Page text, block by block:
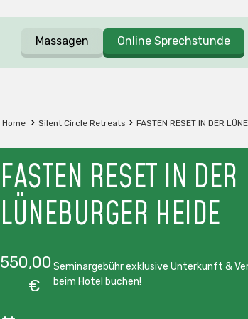
Massagen Online Sprechstunde
Home Silent Circle Retreats FASTEN RESET IN DER
FASTEN RESET IN DER
LÜNEBURGER HEIDE
550,00
€
Seminargebühr exklusive Unterkunft &
beim Hotel buchen!